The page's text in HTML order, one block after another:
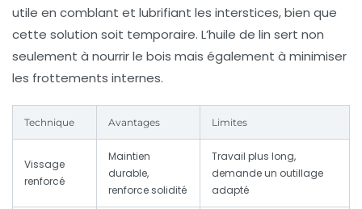
utile en comblant et lubrifiant les interstices, bien que
cette solution soit temporaire. L’huile de lin sert non
seulement à nourrir le bois mais également à minimiser
les frottements internes.
Technique Avantages Limites
Vissage
renforcé
Maintien
durable,
renforce solidité
Travail plus long,
demande un outillage
adapté